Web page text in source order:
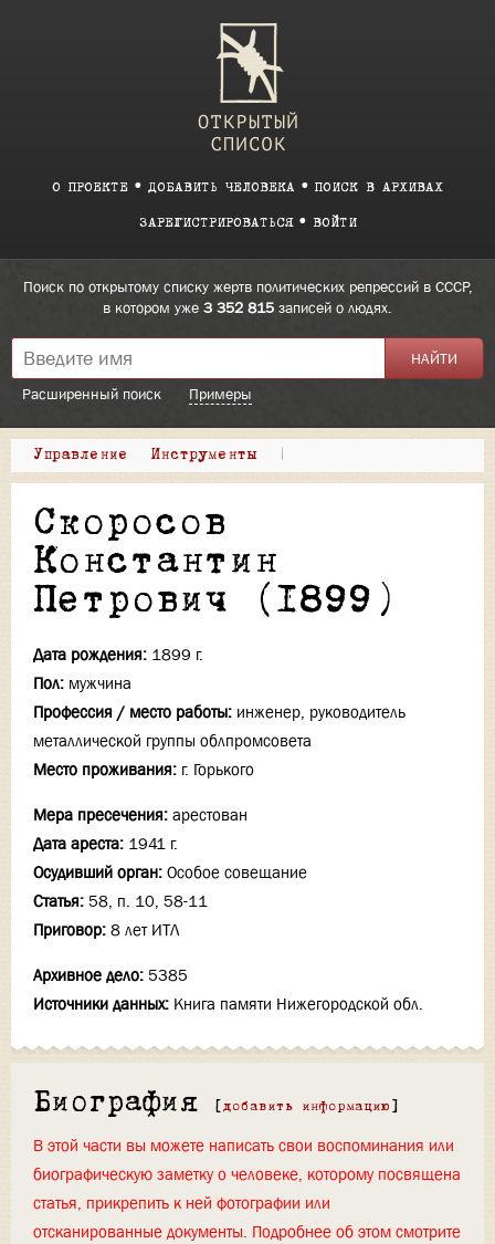
О ПРОЕКТЕ ДОБАВИТЬ ЧЕЛОВЕКА ПОИСК В АРХИВАХ
ЗАРЕГИСТРИРОВАТЬСЯ ВОЙТИ
Поиск по открытому списку жертв политических репрессий в СССР,
в котором уже 3 352 815 записей о людях.
Расширенный поиск Примеры
Управление Инструменты |
Скоросов
Константин
Петрович (1899)
Дата рождения: 1899 г.
Пол: мужчина
Профессия / место работы: инженер, руководитель
металлической группы облпромсовета
Место проживания: г. Горького
Мера пресечения: арестован
Дата ареста: 1941 г.
Осудивший орган: Особое совещание
Статья: 58, п. 10, 58-11
Приговор: 8 лет ИТЛ
Архивное дело: 5385
Источники данных: Книга памяти Нижегородской обл.
Биография [ добавить информацию ]
В этой части вы можете написать свои воспоминания или
биографическую заметку о человеке, которому посвящена
статья, прикрепить к ней фотографии или
отсканированные документы. Подробнее об этом смотрите